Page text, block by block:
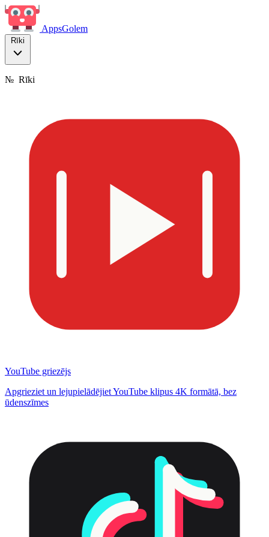
AppsGolem
Rīki
№ Rīki
YouTube griezējs
Apgrieziet un lejupielādējiet YouTube klipus 4K formātā, bez
ūdenszīmes